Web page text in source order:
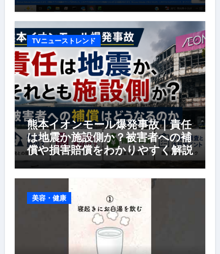
TVニューストレンド
熊本イオンモール爆発事故｜責任
は地震か施設側か？被害者への補
償や損害賠償をわかりやすく解説
美容・健康